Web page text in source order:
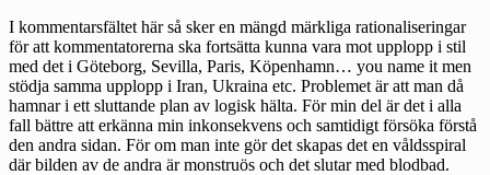
I kommentarsfältet här så sker en mängd märkliga rationaliseringar
för att kommentatorerna ska fortsätta kunna vara mot upplopp i stil
med det i Göteborg, Sevilla, Paris, Köpenhamn… you name it men
stödja samma upplopp i Iran, Ukraina etc. Problemet är att man då
hamnar i ett sluttande plan av logisk hälta. För min del är det i alla
fall bättre att erkänna min inkonsekvens och samtidigt försöka förstå
den andra sidan. För om man inte gör det skapas det en våldsspiral
där bilden av de andra är monstruös och det slutar med blodbad.